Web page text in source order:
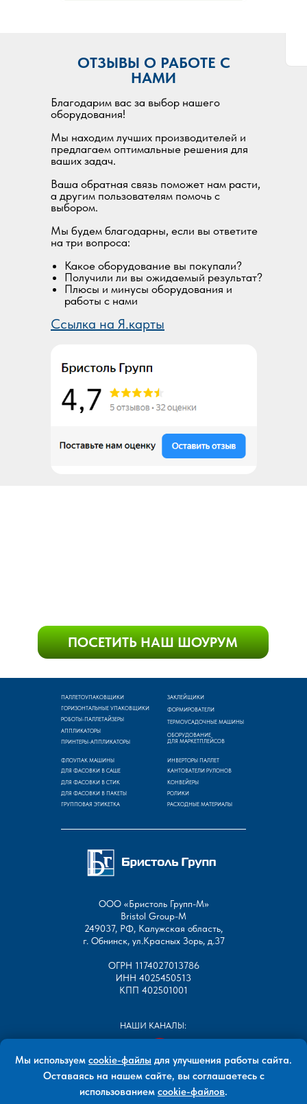
Благодарим вас за выбор нашего
оборудования!
Мы находим лучших производителей и
предлагаем оптимальные решения для
ваших задач.
Ваша обратная связь поможет нам расти,
а другим пользователям помочь с
выбором.
Мы будем благодарны, если вы ответите
на три вопроса:
Какое оборудование вы покупали?
Получили ли вы ожидаемый результат?
Плюсы и минусы оборудования и
работы с нами
Ссылка на Я.карты
ОТЗЫВЫ О РАБОТЕ С
НАМИ
ПАЛЛЕТОУПАКОВЩИКИ
ГОРИЗОНТАЛЬНЫЕ УПАКОВЩИКИ
ЗАКЛЕЙЩИКИ
ФОРМИРОВАТЕЛИ
ТЕРМОУСАДОЧНЫЕ МАШИНЫ
АППЛИКАТОРЫ
ПРИНТЕРЫ-АППЛИКАТОРЫ
ФЛОУПАК МАШИНЫ
ДЛЯ ФАСОВКИ В СТИК
ДЛЯ ФАСОВКИ В САШЕ
ДЛЯ ФАСОВКИ В ПАКЕТЫ
ОБОРУДОВАНИЕ
ДЛЯ МАРКЕТПЛЕЙСОВ
ГРУППОВАЯ ЭТИКЕТКА
РОБОТЫ-ПАЛЛЕТАЙЗЕРЫ
ИНВЕРТОРЫ ПАЛЛЕТ
КАНТОВАТЕЛИ РУЛОНОВ
КОНВЕЙЕРЫ
РОЛИКИ
РАСХОДНЫЕ МАТЕРИАЛЫ
ООО «Бристоль Групп-М»
Bristol Group-М
249037, РФ, Калужская область,
г. Обнинск, ул.Красных Зорь, д.37
ОГРН 1174027013786
ИНН 4025450513
КПП 402501001
НАШИ КАНАЛЫ:
Мы используем cookie-файлы для улучшения работы сайта.
Оставаясь на нашем сайте, вы соглашаетесь с
использованием cookie-файлов.